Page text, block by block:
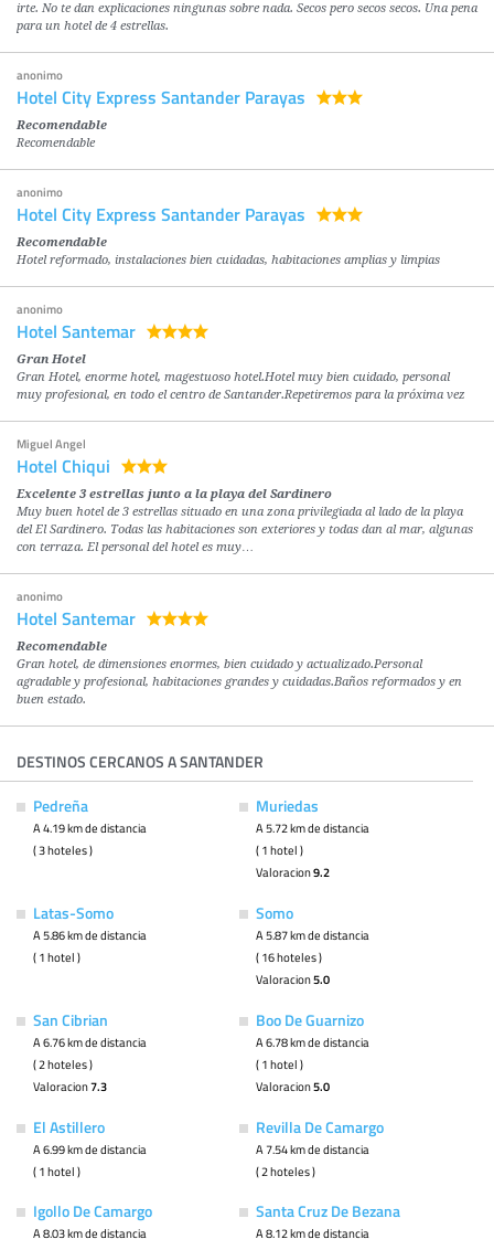
irte. No te dan explicaciones ningunas sobre nada. Secos pero secos secos. Una pena
para un hotel de 4 estrellas.
anonimo
Hotel City Express Santander Parayas
Recomendable
Recomendable
anonimo
Hotel City Express Santander Parayas
Recomendable
Hotel reformado, instalaciones bien cuidadas, habitaciones amplias y limpias
anonimo
Hotel Santemar
Gran Hotel
Gran Hotel, enorme hotel, magestuoso hotel.Hotel muy bien cuidado, personal
muy profesional, en todo el centro de Santander.Repetiremos para la próxima vez
Miguel Angel
Hotel Chiqui
Excelente 3 estrellas junto a la playa del Sardinero
Muy buen hotel de 3 estrellas situado en una zona privilegiada al lado de la playa
del El Sardinero. Todas las habitaciones son exteriores y todas dan al mar, algunas
con terraza. El personal del hotel es muy…
anonimo
Hotel Santemar
Recomendable
Gran hotel, de dimensiones enormes, bien cuidado y actualizado.Personal
agradable y profesional, habitaciones grandes y cuidadas.Baños reformados y en
buen estado.
DESTINOS CERCANOS A SANTANDER
Pedreña
A 4.19 km de distancia
( 3 hoteles )
Muriedas
A 5.72 km de distancia
( 1 hotel )
Valoracion9.2
Latas-Somo
A 5.86 km de distancia
( 1 hotel )
Somo
A 5.87 km de distancia
( 16 hoteles )
Valoracion5.0
San Cibrian
A 6.76 km de distancia
( 2 hoteles )
Valoracion7.3
Boo De Guarnizo
A 6.78 km de distancia
( 1 hotel )
Valoracion5.0
El Astillero
A 6.99 km de distancia
( 1 hotel )
Revilla De Camargo
A 7.54 km de distancia
( 2 hoteles )
Igollo De Camargo
A 8.03 km de distancia
Santa Cruz De Bezana
A 8.12 km de distancia